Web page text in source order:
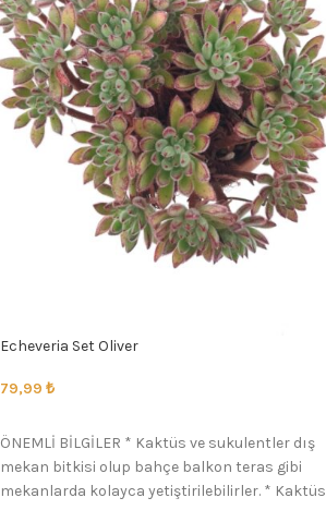
Echeveria Set Oliver
79,99 ₺
ÖNEMLİ BİLGİLER * Kaktüs ve sukulentler dış
mekan bitkisi olup bahçe balkon teras gibi
mekanlarda kolayca yetiştirilebilirler. * Kaktüs